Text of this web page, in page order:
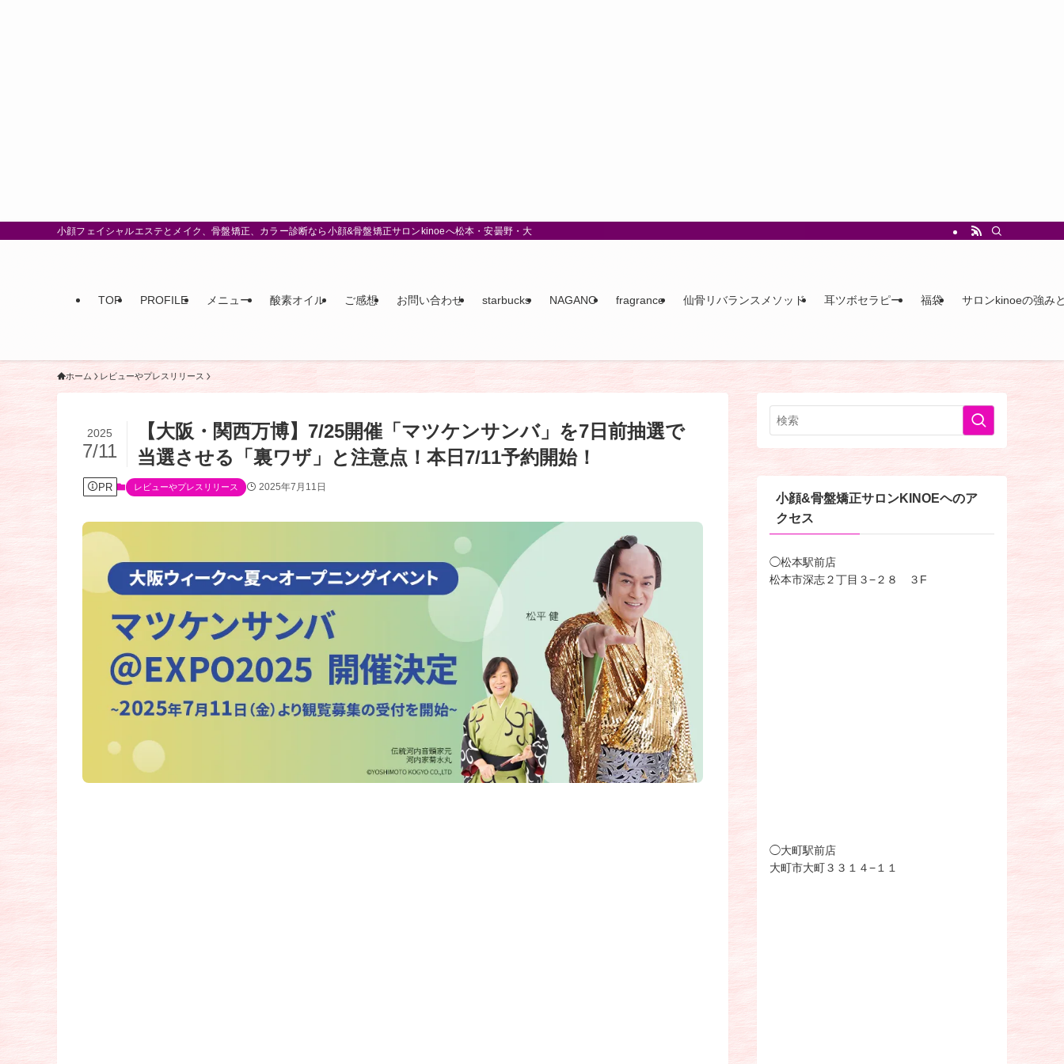
小顔フェイシャルエステとメイク、骨盤矯正、カラー診断なら小顔&骨盤矯正サロンkinoeへ松本・安曇野・大町
TOP PROFILE メニュー 酸素オイル ご感想 お問い合わせ starbucks NAGANO fragrance 仙骨リバランスメソッド 耳ツボセラピー 福袋 サロンkinoeの強み
ホーム レビューやプレスリリース
【大阪・関西万博】7/25開催「マツケンサンバ」を7日前抽選で
当選させる「裏ワザ」と注意点！本日7/11予約開始！
2025
7/11
PR レビューやプレスリリース 2025年7月11日
小顔&骨盤矯正サロンKINOEヘのア
クセス
◯松本駅前店
松本市深志２丁目３−２８ ３F
◯大町駅前店
大町市大町３３１４−１１